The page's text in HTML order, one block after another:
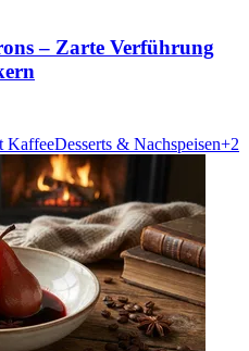
– Zarte Verführung
KaffeeDesserts & Nachspeisen+2